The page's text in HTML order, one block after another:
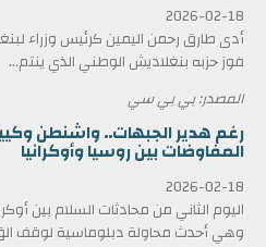
2026-02-18
فوز حزبه بنغلاديش الوطني الذي ينتم...
المصدر: بي بي سي
رغم هدير الجبهات.. واشنطن
المفاوضات بين روسيا وأوكرانيا
2026-02-18
اليوم الثاني من محادثات السلام بين
وهي أحدث محاولة دبلوماسية لوقف